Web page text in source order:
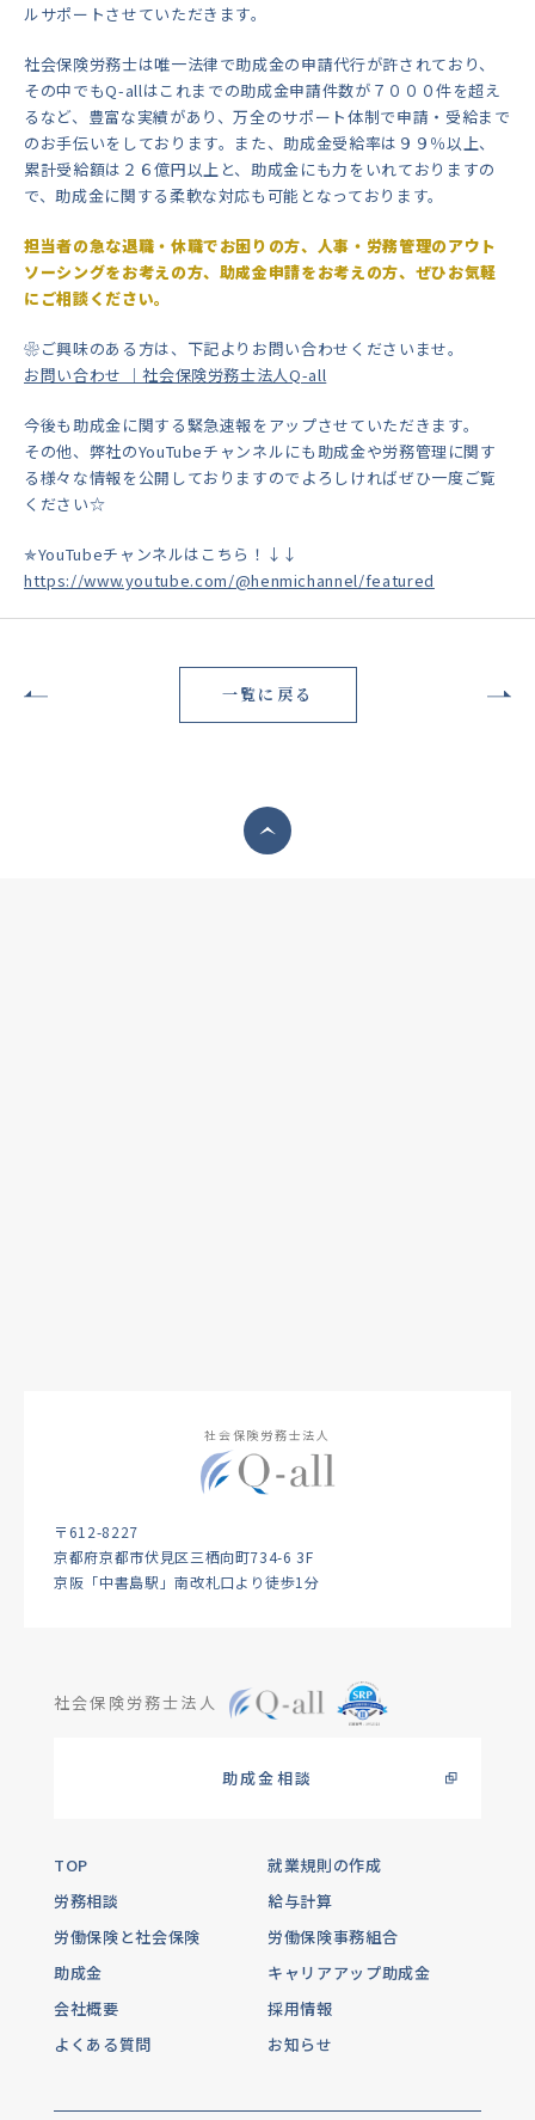
ルサポートさせていただきます。
社会保険労務士は唯一法律で助成金の申請代行が許されており、
その中でもQ-allはこれまでの助成金申請件数が７０００件を超え
るなど、豊富な実績があり、万全のサポート体制で申請・受給まで
のお手伝いをしております。また、助成金受給率は９９％以上、
累計受給額は２６億円以上と、助成金にも力をいれておりますの
で、助成金に関する柔軟な対応も可能となっております。
担当者の急な退職・休職でお困りの方、人事・労務管理のアウト
ソーシングをお考えの方、助成金申請をお考えの方、ぜひお気軽
にご相談ください。
❀ご興味のある方は、下記よりお問い合わせくださいませ。
お問い合わせ ｜社会保険労務士法人Q-all
今後も助成金に関する緊急速報をアップさせていただきます。
その他、弊社のYouTubeチャンネルにも助成金や労務管理に関す
る様々な情報を公開しておりますのでよろしければぜひ一度ご覧
ください☆
✯YouTubeチャンネルはこちら！↓↓
https://www.youtube.com/@henmichannel/featured
一覧に戻る
社会保険労務士法人
〒612-8227
京都府京都市伏見区三栖向町734-6 3F
京阪「中書島駅」南改札口より徒歩1分
社会保険労務士法人
助成金相談
TOP
就業規則の作成
労務相談
給与計算
労働保険と社会保険
労働保険事務組合
助成金
キャリアアップ助成金
会社概要
採用情報
よくある質問
お知らせ